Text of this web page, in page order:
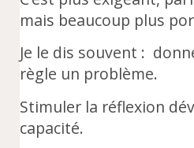
mais beaucoup plus
Je le dis souvent :
règle un problème.
Stimuler la réflexion
capacité.